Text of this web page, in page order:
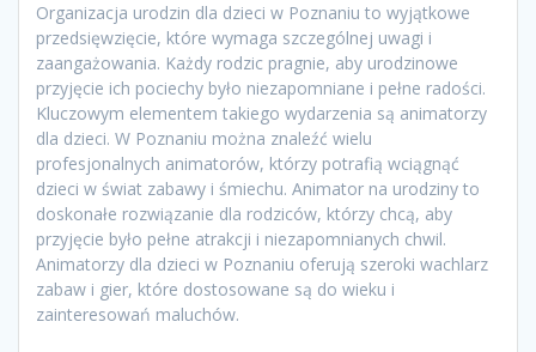
Organizacja urodzin dla dzieci w Poznaniu to wyjątkowe
przedsięwzięcie, które wymaga szczególnej uwagi i
zaangażowania. Każdy rodzic pragnie, aby urodzinowe
przyjęcie ich pociechy było niezapomniane i pełne radości.
Kluczowym elementem takiego wydarzenia są animatorzy
dla dzieci. W Poznaniu można znaleźć wielu
profesjonalnych animatorów, którzy potrafią wciągnąć
dzieci w świat zabawy i śmiechu. Animator na urodziny to
doskonałe rozwiązanie dla rodziców, którzy chcą, aby
przyjęcie było pełne atrakcji i niezapomnianych chwil.
Animatorzy dla dzieci w Poznaniu oferują szeroki wachlarz
zabaw i gier, które dostosowane są do wieku i
zainteresowań maluchów.